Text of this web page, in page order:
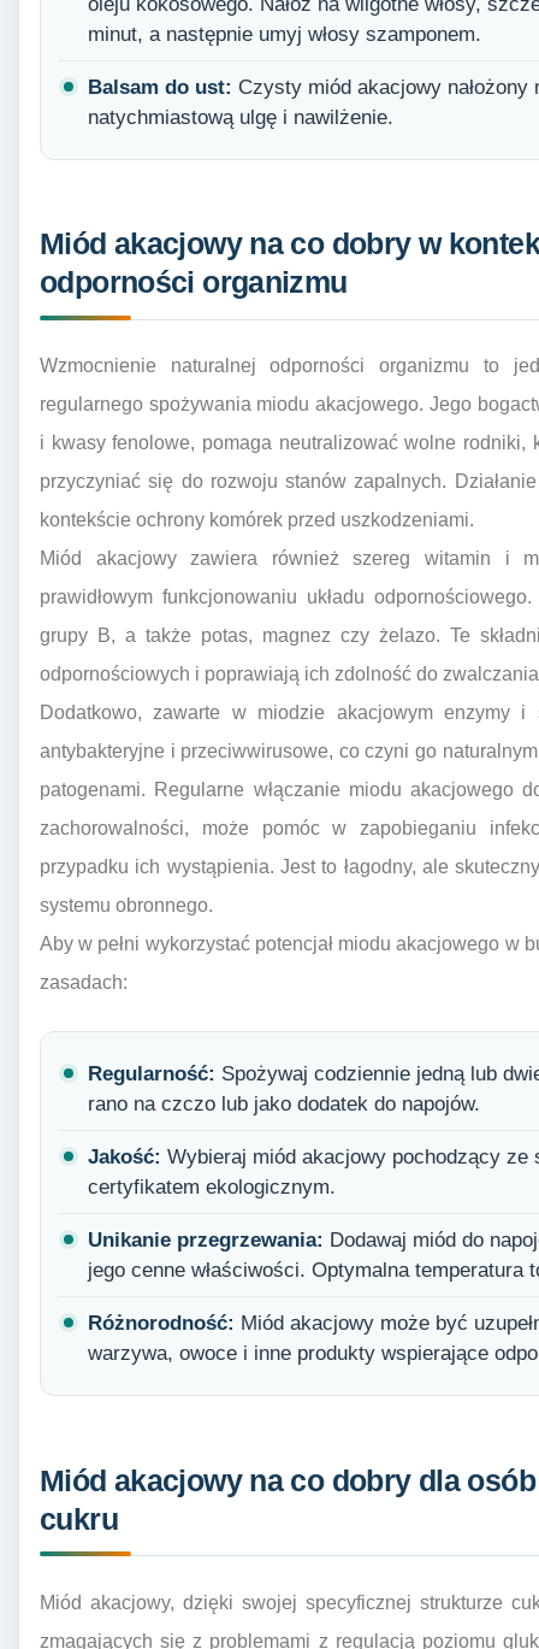
minut, a następnie umyj włosy szamponem.
Balsam do ust: Czysty miód akacjowy
natychmiastową ulgę i nawilżenie.
Miód akacjowy na co dobry w
odporności organizmu
Wzmocnienie naturalnej odporności organizmu to
regularnego spożywania miodu akacjowego. Jego
i kwasy fenolowe, pomaga neutralizować wolne rodniki,
przyczyniać się do rozwoju stanów zapalnych.
kontekście ochrony komórek przed uszkodzeniami.
Miód akacjowy zawiera również szereg witamin i
prawidłowym funkcjonowaniu układu
grupy B, a także potas, magnez czy żelazo. Te
odpornościowych i poprawiają ich zdolność do
Dodatkowo, zawarte w miodzie akacjowym enzymy i
antybakteryjne i przeciwwirusowe, co czyni go
patogenami. Regularne włączanie miodu akacjowego
zachorowalności, może pomóc w zapobieganiu
przypadku ich wystąpienia. Jest to łagodny, ale
systemu obronnego.
Aby w pełni wykorzystać potencjał miodu akacjowego w
zasadach:
Regularność: Spożywaj codziennie jedną lub
rano na czczo lub jako dodatek do napojów.
Jakość: Wybieraj miód akacjowy pochodzący ze
certyfikatem ekologicznym.
Unikanie przegrzewania: Dodawaj miód do
jego cenne właściwości. Optymalna temperatura
Różnorodność: Miód akacjowy może być
warzywa, owoce i inne produkty wspierające
Miód akacjowy na co dobry dla
cukru
Miód akacjowy, dzięki swojej specyficznej strukturze
zmagających się z problemami z regulacją poziomu